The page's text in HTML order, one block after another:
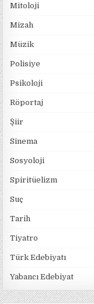
Mitoloji
Mizah
Müzik
Polisiye
Psikoloji
Röportaj
Şiir
Sinema
Sosyoloji
Spiritüelizm
Suç
Tarih
Tiyatro
Türk Edebiyatı
Yabancı Edebiyat